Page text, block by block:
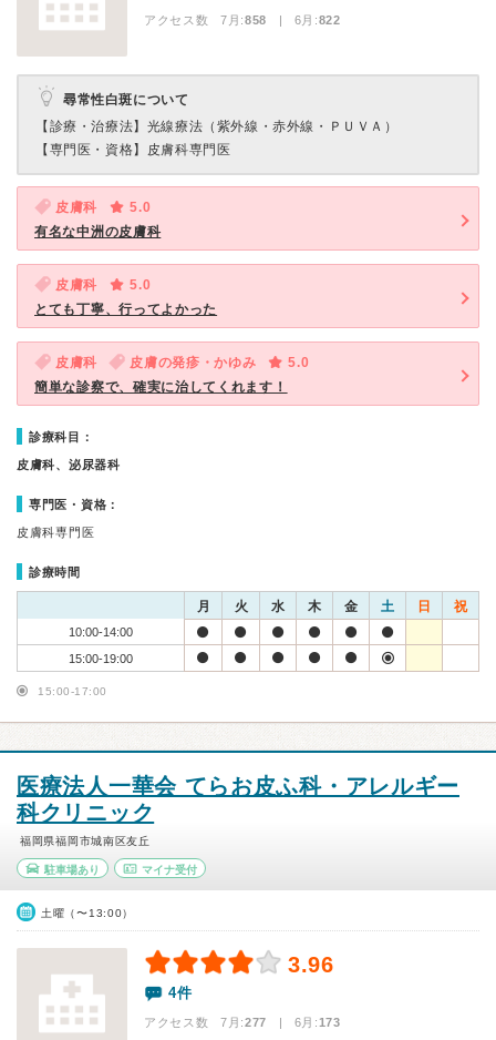
アクセス数 7月:858 | 6月:822
尋常性白斑について
【診療・治療法】 光線療法（紫外線・赤外線・ＰＵＶＡ）
【専門医・資格】 皮膚科専門医
皮膚科
5.0
有名な中洲の皮膚科
皮膚科
5.0
とても丁寧、行ってよかった
皮膚科 皮膚の発疹・かゆみ
5.0
簡単な診察で、確実に治してくれます！
診療科目：
皮膚科、泌尿器科
専門医・資格：
皮膚科専門医
診療時間
月 火 水 木 金 土 日 祝
10:00-14:00
15:00-19:00
15:00-17:00
医療法人一華会 てらお皮ふ科・アレルギー
科クリニック
福岡県福岡市城南区友丘
駐車場あり マイナ受付
土曜（〜13:00）
3.96
4件
アクセス数 7月:277 | 6月:173